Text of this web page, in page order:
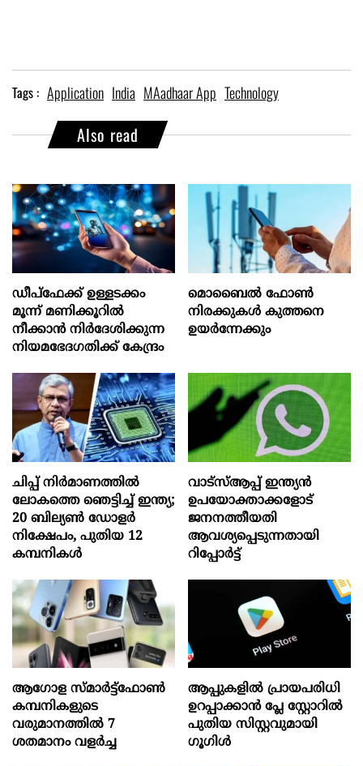
Tags : Application India MAadhaar App Technology
Also read
ഡീപ്‌ഫേക്ക് ഉള്ളടക്കം
മൂന്ന് മണിക്കൂറിൽ
നീക്കാൻ നിർദേശിക്കുന്ന
നിയമഭേദഗതിക്ക് കേന്ദ്രം
മൊബൈല്‍ ഫോണ്‍
നിരക്കുകള്‍ കുത്തനെ
ഉയര്‍ന്നേക്കും
ചിപ്പ് നിർമാണത്തിൽ
ലോകത്തെ ഞെട്ടിച്ച് ഇന്ത്യ;
20 ബില്യൺ ഡോളർ
നിക്ഷേപം, പുതിയ 12
കമ്പനികൾ
വാട്‌സ്ആപ്പ് ഇന്ത്യൻ
ഉപയോക്താക്കളോട്
ജനനത്തീയതി
ആവശ്യപ്പെടുന്നതായി
റിപ്പോർട്ട്
ആഗോള സ്‌മാർട്ട്‌ഫോൺ
കമ്പനികളുടെ
വരുമാനത്തിൽ 7
ശതമാനം വളർച്ച
ആപ്പുകളിൽ പ്രായപരിധി
ഉറപ്പാക്കാൻ പ്ലേ സ്റ്റോറിൽ
പുതിയ സിസ്റ്റവുമായി
ഗൂഗിൾ